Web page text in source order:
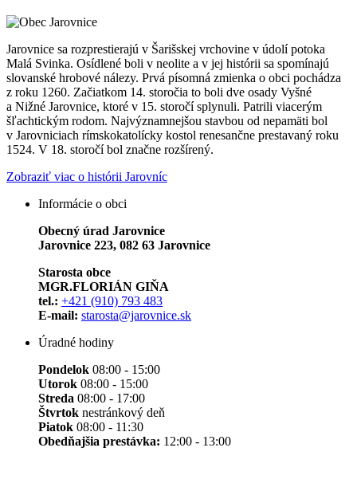
Jarovnice sa rozprestierajú v Šarišskej vrchovine v údolí potoka
Malá Svinka. Osídlené boli v neolite a v jej histórii sa spomínajú
slovanské hrobové nálezy. Prvá písomná zmienka o obci pochádza
z roku 1260. Začiatkom 14. storočia to boli dve osady Vyšné
a Nižné Jarovnice, ktoré v 15. storočí splynuli. Patrili viacerým
šľachtickým rodom. Najvýznamnejšou stavbou od nepamäti bol
v Jarovniciach rímskokatolícky kostol renesančne prestavaný roku
1524. V 18. storočí bol značne rozšírený.
Zobraziť viac o histórii Jarovníc
Informácie o obci
Obecný úrad Jarovnice
Jarovnice 223, 082 63 Jarovnice
Starosta obce
MGR.FLORIÁN GIŇA
tel.: +421 (910) 793 483
E-mail: starosta@jarovnice.sk
Úradné hodiny
Pondelok 08:00 - 15:00
Utorok 08:00 - 15:00
Streda 08:00 - 17:00
Štvrtok nestránkový deň
Piatok 08:00 - 11:30
Obedňajšia prestávka: 12:00 - 13:00